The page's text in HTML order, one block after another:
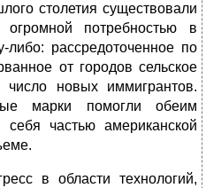
столетия существовали
потребностью в
рассредоточенное по
от городов сельское
число новых иммигрантов.
марки помогли обеим
себя частью американской
в области технологий,